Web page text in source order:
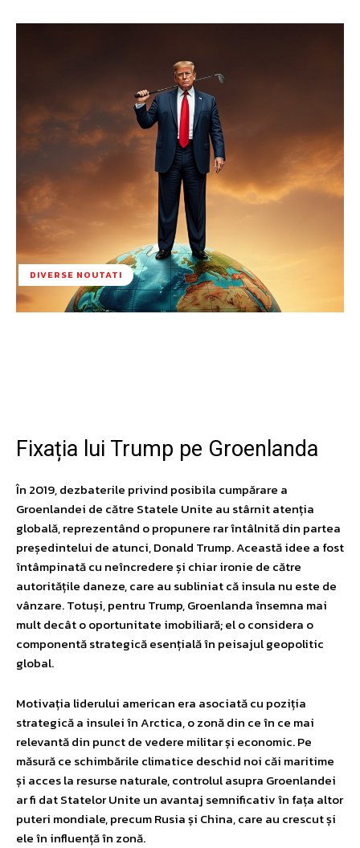
DIVERSE NOUTATI
Fixația lui Trump pe Groenlanda
În 2019, dezbaterile privind posibila cumpărare a
Groenlandei de către Statele Unite au stârnit atenția
globală, reprezentând o propunere rar întâlnită din partea
președintelui de atunci, Donald Trump. Această idee a fost
întâmpinată cu neîncredere și chiar ironie de către
autoritățile daneze, care au subliniat că insula nu este de
vânzare. Totuși, pentru Trump, Groenlanda însemna mai
mult decât o oportunitate imobiliară; el o considera o
componentă strategică esențială în peisajul geopolitic
global.
Motivația liderului american era asociată cu poziția
strategică a insulei în Arctica, o zonă din ce în ce mai
relevantă din punct de vedere militar și economic. Pe
măsură ce schimbările climatice deschid noi căi maritime
și acces la resurse naturale, controlul asupra Groenlandei
ar fi dat Statelor Unite un avantaj semnificativ în fața altor
puteri mondiale, precum Rusia și China, care au crescut și
ele în influență în zonă.